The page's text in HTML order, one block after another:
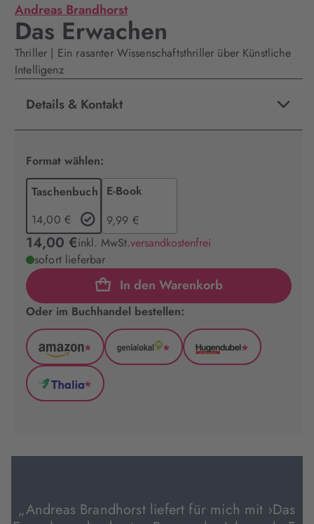
Andreas Brandhorst
Das Erwachen
Thriller | Ein rasanter Wissenschaftsthriller über Künstliche
Intelligenz
Details & Kontakt
Format wählen:
Taschenbuch
14,00 €
E-Book
9,99 €
14,00 €inkl. MwSt.versandkostenfrei
sofort lieferbar
In den Warenkorb
Oder im Buchhandel bestellen:
Amazon
(wird
in
neuem
*
GenialLokal
*
Hugendubel
*
Thalia
Tab
*
„Andreas Brandhorst liefert für mich mit ›Das